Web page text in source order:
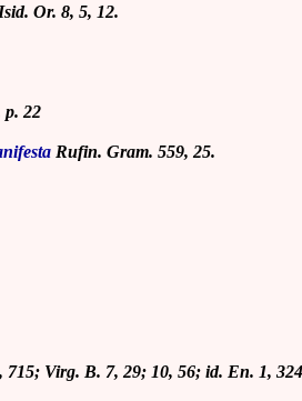
Or. 8, 5, 12.
p. 22
Rufin. Gram. 559, 25.
715; Virg. B. 7, 29; 10, 56; id. En. 1, 324